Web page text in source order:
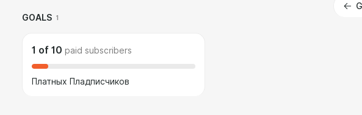
GOALS 1
1 of 10 paid subscribers
Платных Пладписчиков